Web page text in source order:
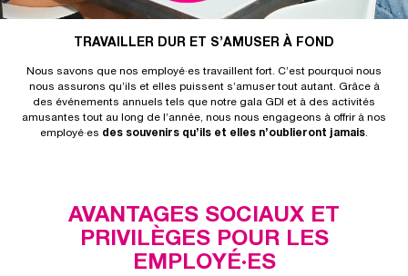
TRAVAILLER DUR ET S’AMUSER À FOND
Nous savons que nos employé·es travaillent fort. C’est pourquoi nous
nous assurons qu’ils et elles puissent s’amuser tout autant. Grâce à
des événements annuels tels que notre gala GDI et à des activités
amusantes tout au long de l’année, nous nous engageons à offrir à nos
employé·es des souvenirs qu’ils et elles n’oublieront jamais.
AVANTAGES SOCIAUX ET
PRIVILÈGES POUR LES
EMPLOYÉ·ES